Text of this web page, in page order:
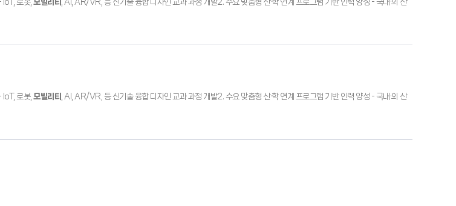
IoT, 로봇, 모빌리티
, AI, AR/VR, 등 신기술 융합 디자인 교과 과정 개발2. 수요 맞춤형 산·학 연계 프로그램 기반 인력 양성 - 국내·외 산
IoT, 로봇, 모빌리티
, AI, AR/VR, 등 신기술 융합 디자인 교과 과정 개발2. 수요 맞춤형 산·학 연계 프로그램 기반 인력 양성 - 국내·외 산